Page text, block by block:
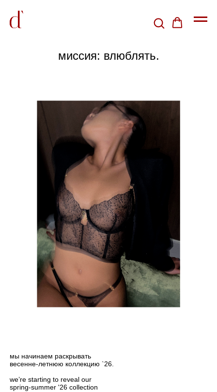
миссия: влюблять.
мы начинаем раскрывать
весенне-летнюю коллекцию `26.
we’re starting to reveal our
spring-summer '26 collection